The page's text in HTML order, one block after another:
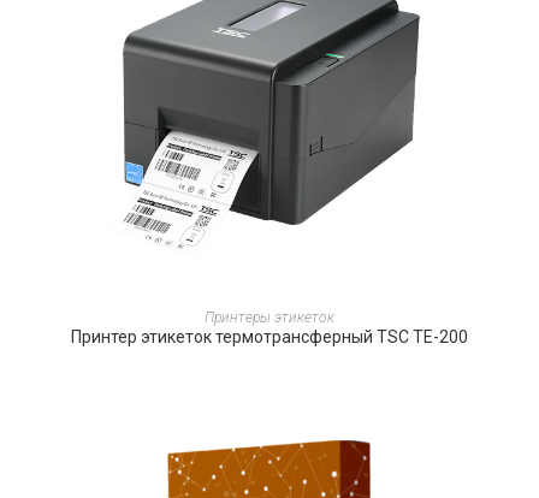
ПОДРОБНЕЕ
Принтеры этикеток
Принтер этикеток термотрансферный TSC TE-200